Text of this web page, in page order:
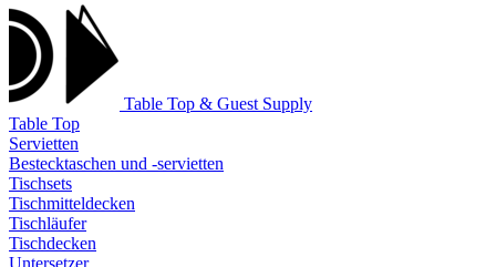
Table Top & Guest Supply
Table Top
Servietten
Bestecktaschen und -servietten
Tischsets
Tischmitteldecken
Tischläufer
Tischdecken